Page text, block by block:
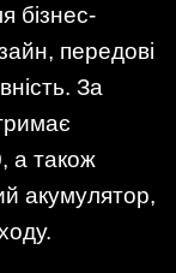
бізнес-
передові
За
а також
акумулятор,